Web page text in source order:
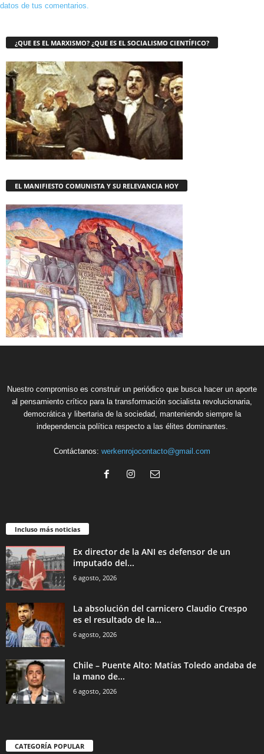
datos de tus comentarios.
¿QUE ES EL MARXISMO? ¿QUE ES EL SOCIALISMO CIENTÍFICO?
EL MANIFIESTO COMUNISTA Y SU RELEVANCIA HOY
Nuestro compromiso es construir un periódico que busca hacer un aporte
al pensamiento crítico para la transformación socialista revolucionaria,
democrática y libertaria de la sociedad, manteniendo siempre la
independencia política respecto a las élites dominantes.
Contáctanos: werkenrojocontacto@gmail.com
Incluso más noticias
Ex director de la ANI es defensor de un
imputado del...
6 agosto, 2026
La absolución del carnicero Claudio Crespo
es el resultado de la...
6 agosto, 2026
Chile – Puente Alto: Matías Toledo andaba de
la mano de...
6 agosto, 2026
CATEGORÍA POPULAR